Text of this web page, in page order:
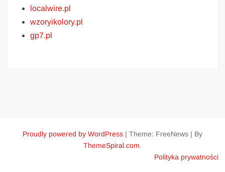
localwire.pl
wzoryikolory.pl
gp7.pl
Proudly powered by WordPress | Theme: FreeNews | By
ThemeSpiral.com.
Polityka prywatności